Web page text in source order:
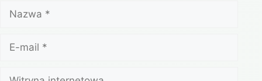
Nazwa
mail
Witryna